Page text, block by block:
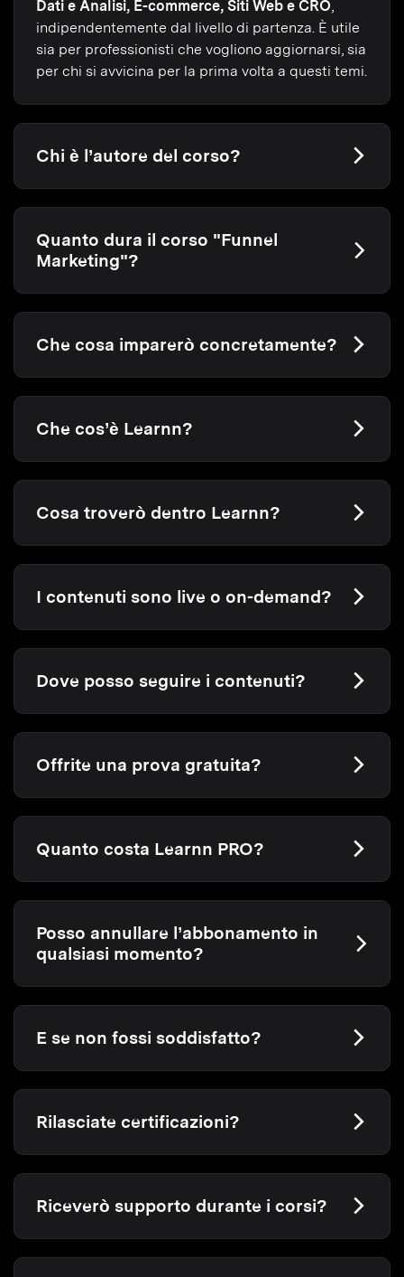
Dati e Analisi, E-commerce, Siti Web e CRO
indipendentemente dal livello di partenza. È utile
sia per professionisti che vogliono aggiornarsi, sia
per chi si avvicina per la prima volta a questi temi.
Chi è l’autore del corso?
Quanto dura il corso "Funnel
Marketing"?
Che cosa imparerò concretamente?
Che cos’è Learnn?
Cosa troverò dentro Learnn?
I contenuti sono live o on-demand?
Dove posso seguire i contenuti?
Offrite una prova gratuita?
Quanto costa Learnn PRO?
Posso annullare l’abbonamento in
qualsiasi momento?
E se non fossi soddisfatto?
Rilasciate certificazioni?
Riceverò supporto durante i corsi?